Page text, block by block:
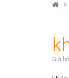
Gửi